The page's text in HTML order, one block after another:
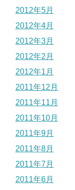
2012年5月
2012年4月
2012年3月
2012年2月
2012年1月
2011年12月
2011年11月
2011年10月
2011年9月
2011年8月
2011年7月
2011年6月